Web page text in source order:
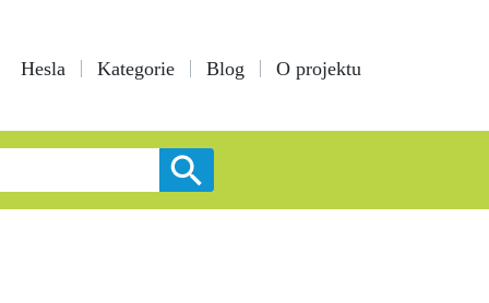
Hesla Kategorie Blog O projektu